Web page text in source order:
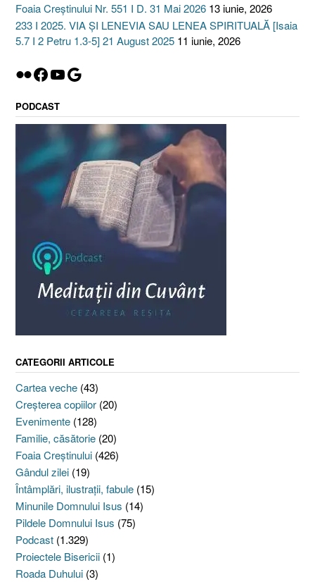
Foaia Creștinului Nr. 551 I D. 31 Mai 2026 13 iunie, 2026
233 I 2025. VIA ȘI LENEVIA SAU LENEA SPIRITUALĂ [Isaia
5.7 I 2 Petru 1.3-5] 21 August 2025 11 iunie, 2026
Flickr
Facebook
YouTube
Google
PODCAST
CATEGORII ARTICOLE
Cartea veche (43)
Creşterea copiilor (20)
Evenimente (128)
Familie, căsătorie (20)
Foaia Creştinului (426)
Gândul zilei (19)
Întâmplări, ilustraţii, fabule (15)
Minunile Domnului Isus (14)
Pildele Domnului Isus (75)
Podcast (1.329)
Proiectele Bisericii (1)
Roada Duhului (3)